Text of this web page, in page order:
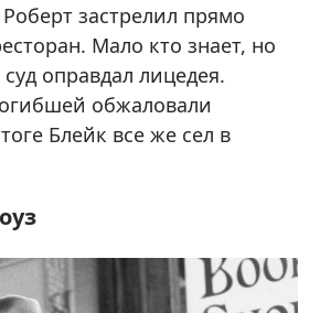
застрелил прямо
Мало кто знает, но
оправдал лицедея.
обжаловали
Блейк все же сел в